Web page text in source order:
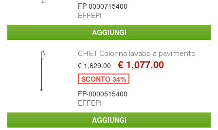
FP-0000715400
EFFEPI
CHET Colonna lavabo a pavimento
€ 1,629.00 € 1,077.00
SCONTO 34%
FP-0000515400
EFFEPI